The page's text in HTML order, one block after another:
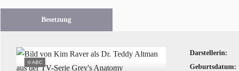
Besetzung
© ABC
Darstellerin:
Geburtsdatum: